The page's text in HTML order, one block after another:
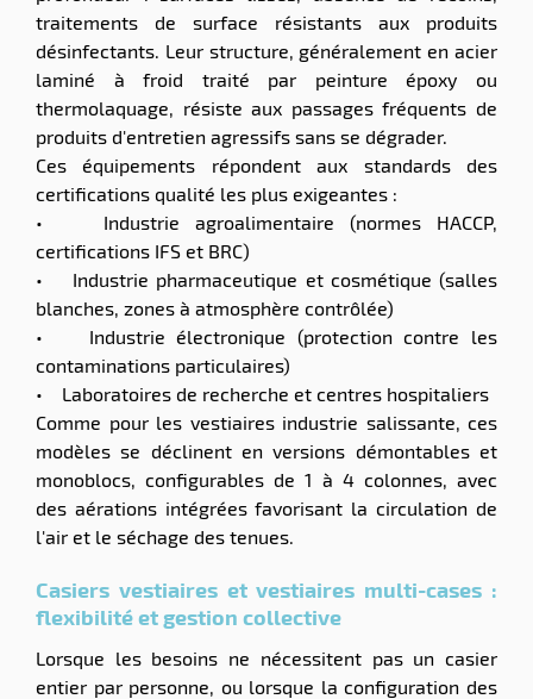
traitements de surface résistants aux produits
désinfectants. Leur structure, généralement en acier
laminé à froid traité par peinture époxy ou
thermolaquage, résiste aux passages fréquents de
produits d'entretien agressifs sans se dégrader.
Ces équipements répondent aux standards des
certifications qualité les plus exigeantes :
• Industrie agroalimentaire (normes HACCP,
certifications IFS et BRC)
• Industrie pharmaceutique et cosmétique (salles
blanches, zones à atmosphère contrôlée)
• Industrie électronique (protection contre les
contaminations particulaires)
• Laboratoires de recherche et centres hospitaliers
Comme pour les vestiaires industrie salissante, ces
modèles se déclinent en versions démontables et
monoblocs, configurables de 1 à 4 colonnes, avec
des aérations intégrées favorisant la circulation de
l'air et le séchage des tenues.
Casiers vestiaires et vestiaires multi-cases :
flexibilité et gestion collective
Lorsque les besoins ne nécessitent pas un casier
entier par personne, ou lorsque la configuration des